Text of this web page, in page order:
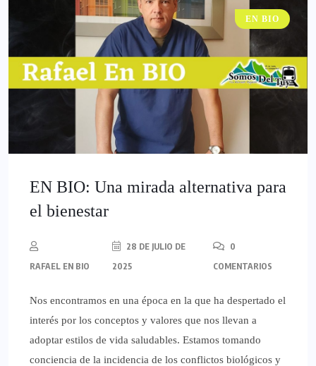
EN BIO
EN BIO: Una mirada alternativa para
el bienestar
RAFAEL EN BIO
28 DE JULIO DE
2025
0
COMENTARIOS
Nos encontramos en una época en la que ha despertado el
interés por los conceptos y valores que nos llevan a
adoptar estilos de vida saludables. Estamos tomando
conciencia de la incidencia de los conflictos biológicos y